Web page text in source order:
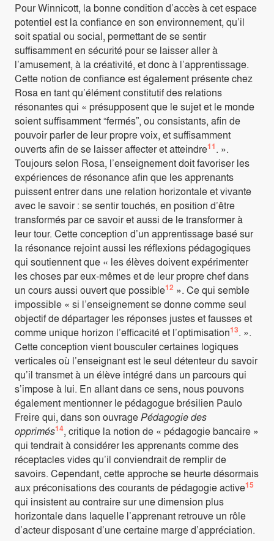
Pour Winnicott, la bonne condition d’accès à cet espace
potentiel est la confiance en son environnement, qu’il
soit spatial ou social, permettant de se sentir
suffisamment en sécurité pour se laisser aller à
l’amusement, à la créativité, et donc à l’apprentissage.
Cette notion de confiance est également présente chez
Rosa en tant qu’élément constitutif des relations
résonantes qui « présupposent que le sujet et le monde
soient suffisamment “fermés”, ou consistants, afin de
pouvoir parler de leur propre voix, et suffisamment
ouverts afin de se laisser affecter et atteindre11. ».
Toujours selon Rosa, l’enseignement doit favoriser les
expériences de résonance afin que les apprenants
puissent entrer dans une relation horizontale et vivante
avec le savoir : se sentir touchés, en position d’être
transformés par ce savoir et aussi de le transformer à
leur tour. Cette conception d’un apprentissage basé sur
la résonance rejoint aussi les réflexions pédagogiques
qui soutiennent que « les élèves doivent expérimenter
les choses par eux-mêmes et de leur propre chef dans
un cours aussi ouvert que possible12 ». Ce qui semble
impossible « si l’enseignement se donne comme seul
objectif de départager les réponses justes et fausses et
comme unique horizon l’efficacité et l’optimisation13. ».
Cette conception vient bousculer certaines logiques
verticales où l’enseignant est le seul détenteur du savoir
qu’il transmet à un élève intégré dans un parcours qui
s’impose à lui. En allant dans ce sens, nous pouvons
également mentionner le pédagogue brésilien Paulo
Freire qui, dans son ouvragePédagogie des
opprimés14, critique la notion de « pédagogie bancaire »
qui tendrait à considérer les apprenants comme des
réceptacles vides qu’il conviendrait de remplir de
savoirs. Cependant, cette approche se heurte désormais
aux préconisations des courants de pédagogie active15
qui insistent au contraire sur une dimension plus
horizontale dans laquelle l’apprenant retrouve un rôle
d’acteur disposant d’une certaine marge d’appréciation.